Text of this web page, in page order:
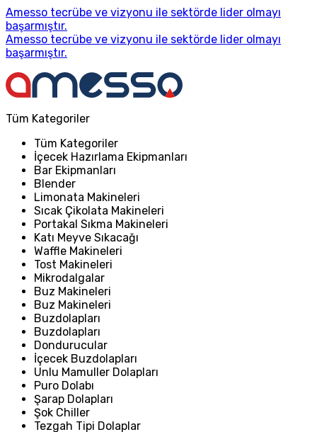
Amesso tecrübe ve vizyonu ile sektörde lider olmayı
başarmıştır.
Amesso tecrübe ve vizyonu ile sektörde lider olmayı
başarmıştır.
Tüm Kategoriler
Tüm Kategoriler
İçecek Hazırlama Ekipmanları
Bar Ekipmanları
Blender
Limonata Makineleri
Sıcak Çikolata Makineleri
Portakal Sıkma Makineleri
Katı Meyve Sıkacağı
Waffle Makineleri
Tost Makineleri
Mikrodalgalar
Buz Makineleri
Buz Makineleri
Buzdolapları
Buzdolapları
Dondurucular
İçecek Buzdolapları
Unlu Mamuller Dolapları
Puro Dolabı
Şarap Dolapları
Şok Chiller
Tezgah Tipi Dolaplar